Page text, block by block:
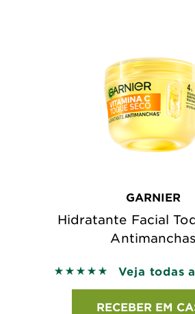
GARNIER
Hidratante Facial
Antimanchas
5 out of 5 stars based on
Veja todas
RECEBER EM